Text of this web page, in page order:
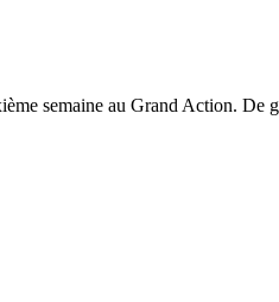
semaine au Grand Action.